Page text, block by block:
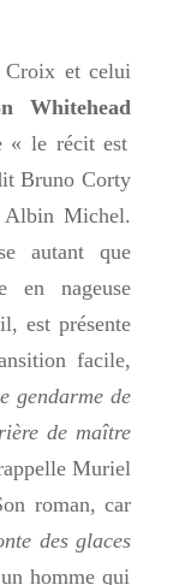
Croix et celui
Whitehead
« le récit est
Bruno Corty
Albin Michel.
autant que
en nageuse
est présente
facile,
gendarme de
de maître
Muriel
roman, car
des glaces
homme qui